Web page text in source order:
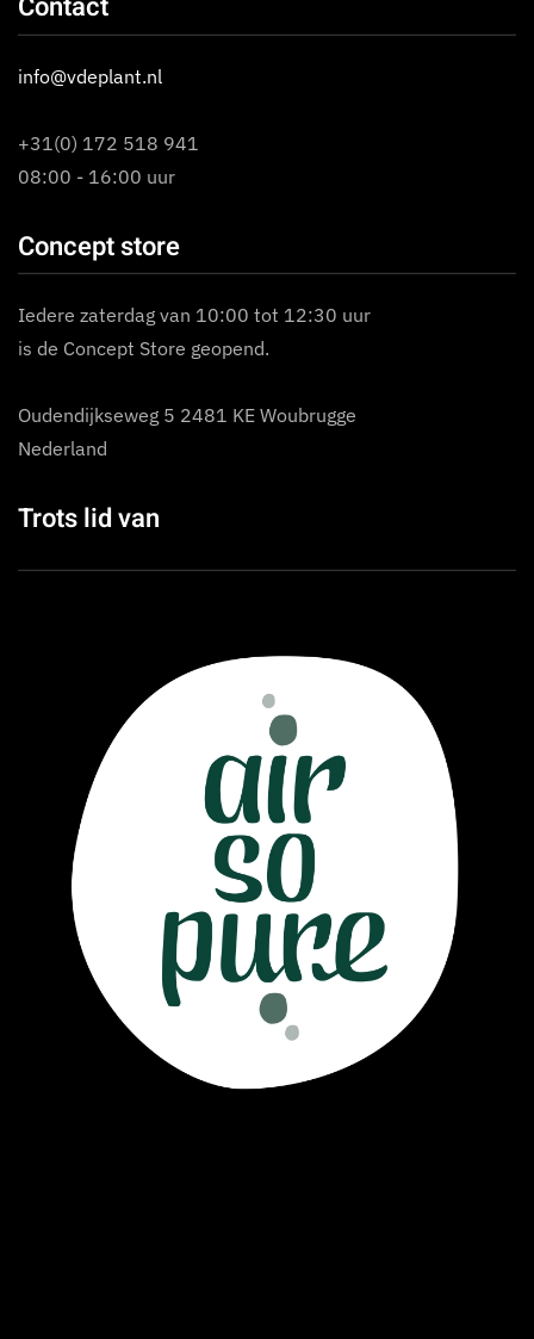
info@vdeplant.nl
+31(0) 172 518 941
08:00 - 16:00 uur
Concept store
Iedere zaterdag van 10:00 tot 12:30 uur
is de Concept Store geopend.
Oudendijkseweg 5 2481 KE Woubrugge
Nederland
Trots lid van